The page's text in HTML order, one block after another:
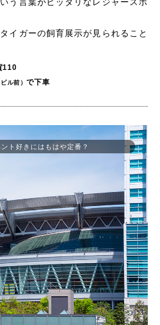
う言葉がピッタリなレジャースポ
イガーの飼育展示が見られること
110
ビル前）で下車
ト好きにはもはや定番？